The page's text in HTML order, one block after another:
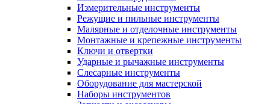
Измерительные инструменты
Режущие и пильные инструменты
Малярные и отделочные инструменты
Монтажные и крепежные инструменты
Ключи и отвертки
Ударные и рычажные инструменты
Слесарные инструменты
Оборудование для мастерской
Наборы инструментов